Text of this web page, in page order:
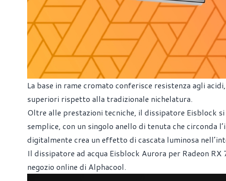
La base in rame cromato conferisce resistenza agli
superiori rispetto alla tradizionale nichelatura.
Oltre alle prestazioni tecniche, il dissipatore Eisblock
semplice, con un singolo anello di tenuta che circonda
digitalmente crea un effetto di cascata luminosa
Il dissipatore ad acqua Eisblock Aurora per Radeon
negozio online di Alphacool.